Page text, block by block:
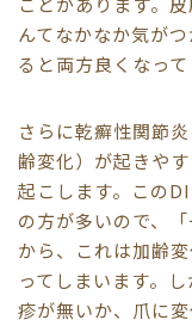
んてなかなか気が
ると両方良くなっ
さらに乾癬性関節
齢変化）が起きや
起こします。この
の方が多いので、
から、これは加齢
ってしまいます。
疹が無いか、爪に